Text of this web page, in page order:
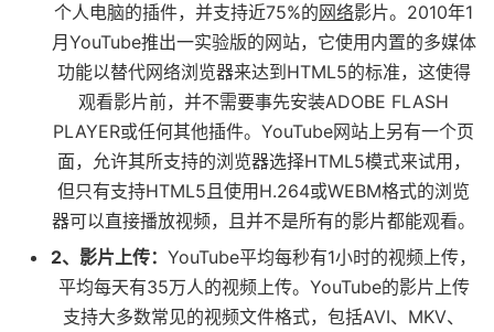
个人电脑的插件，并支持近75%的网络影片。2010年1
月YouTube推出一实验版的网站，它使用内置的多媒体
功能以替代网络浏览器来达到HTML5的标准，这使得
观看影片前，并不需要事先安装ADOBE FLASH
PLAYER或任何其他插件。YouTube网站上另有一个页
面，允许其所支持的浏览器选择HTML5模式来试用，
但只有支持HTML5且使用H.264或WEBM格式的浏览
器可以直接播放视频，且并不是所有的影片都能观看。
2、影片上传： YouTube平均每秒有1小时的视频上传，
平均每天有35万人的视频上传。YouTube的影片上传
支持大多数常见的视频文件格式，包括AVI、MKV、